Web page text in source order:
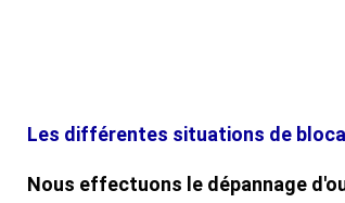
Les différentes situations de
Nous effectuons le dépannage